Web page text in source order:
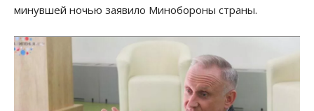
минувшей ночью заявило Минобороны страны.